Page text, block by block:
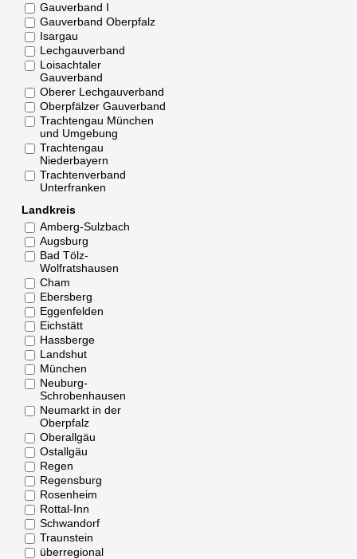
Gauverband I
Gauverband Oberpfalz
Isargau
Lechgauverband
Loisachtaler
Gauverband
Oberer Lechgauverband
Oberpfälzer Gauverband
Trachtengau München
und Umgebung
Trachtengau
Niederbayern
Trachtenverband
Unterfranken
Landkreis
Amberg-Sulzbach
Augsburg
Bad Tölz-
Wolfratshausen
Cham
Ebersberg
Eggenfelden
Eichstätt
Hassberge
Landshut
München
Neuburg-
Schrobenhausen
Neumarkt in der
Oberpfalz
Oberallgäu
Ostallgäu
Regen
Regensburg
Rosenheim
Rottal-Inn
Schwandorf
Traunstein
überregional